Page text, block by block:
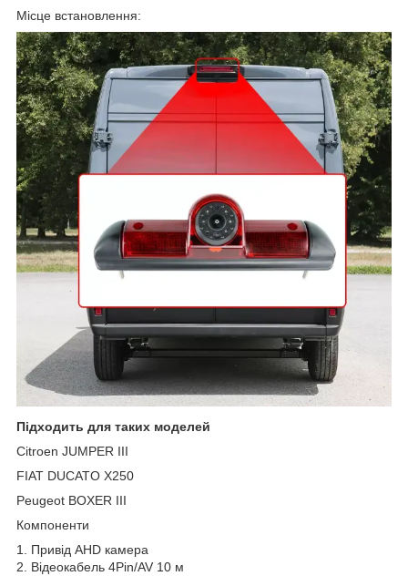
Місце встановлення:
Підходить для таких моделей
Citroen JUMPER III
FIAT DUCATO X250
Peugeot BOXER III
Компоненти
1. Привід AHD камера
2. Відеокабель 4Pin/AV 10 м